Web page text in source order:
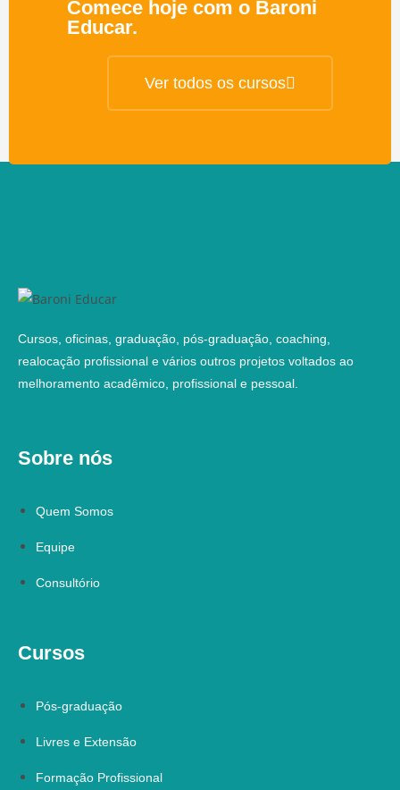
Comece hoje com o Baroni
Educar.
Ver todos os cursos
Cursos, oficinas, graduação, pós-graduação, coaching,
realocação profissional e vários outros projetos voltados ao
melhoramento acadêmico, profissional e pessoal.
Sobre nós
Quem Somos
Equipe
Consultório
Cursos
Pós-graduação
Livres e Extensão
Formação Profissional